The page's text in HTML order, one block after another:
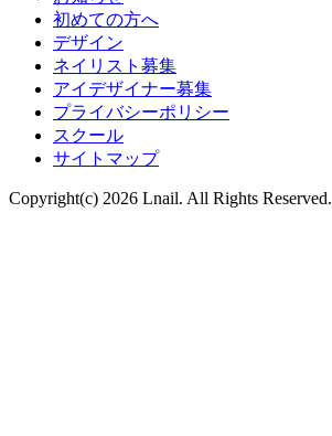
初めての方へ
デザイン
ネイリスト募集
アイデザイナー募集
プライバシーポリシー
スクール
サイトマップ
Copyright(c) 2026 Lnail. All Rights Reserved.